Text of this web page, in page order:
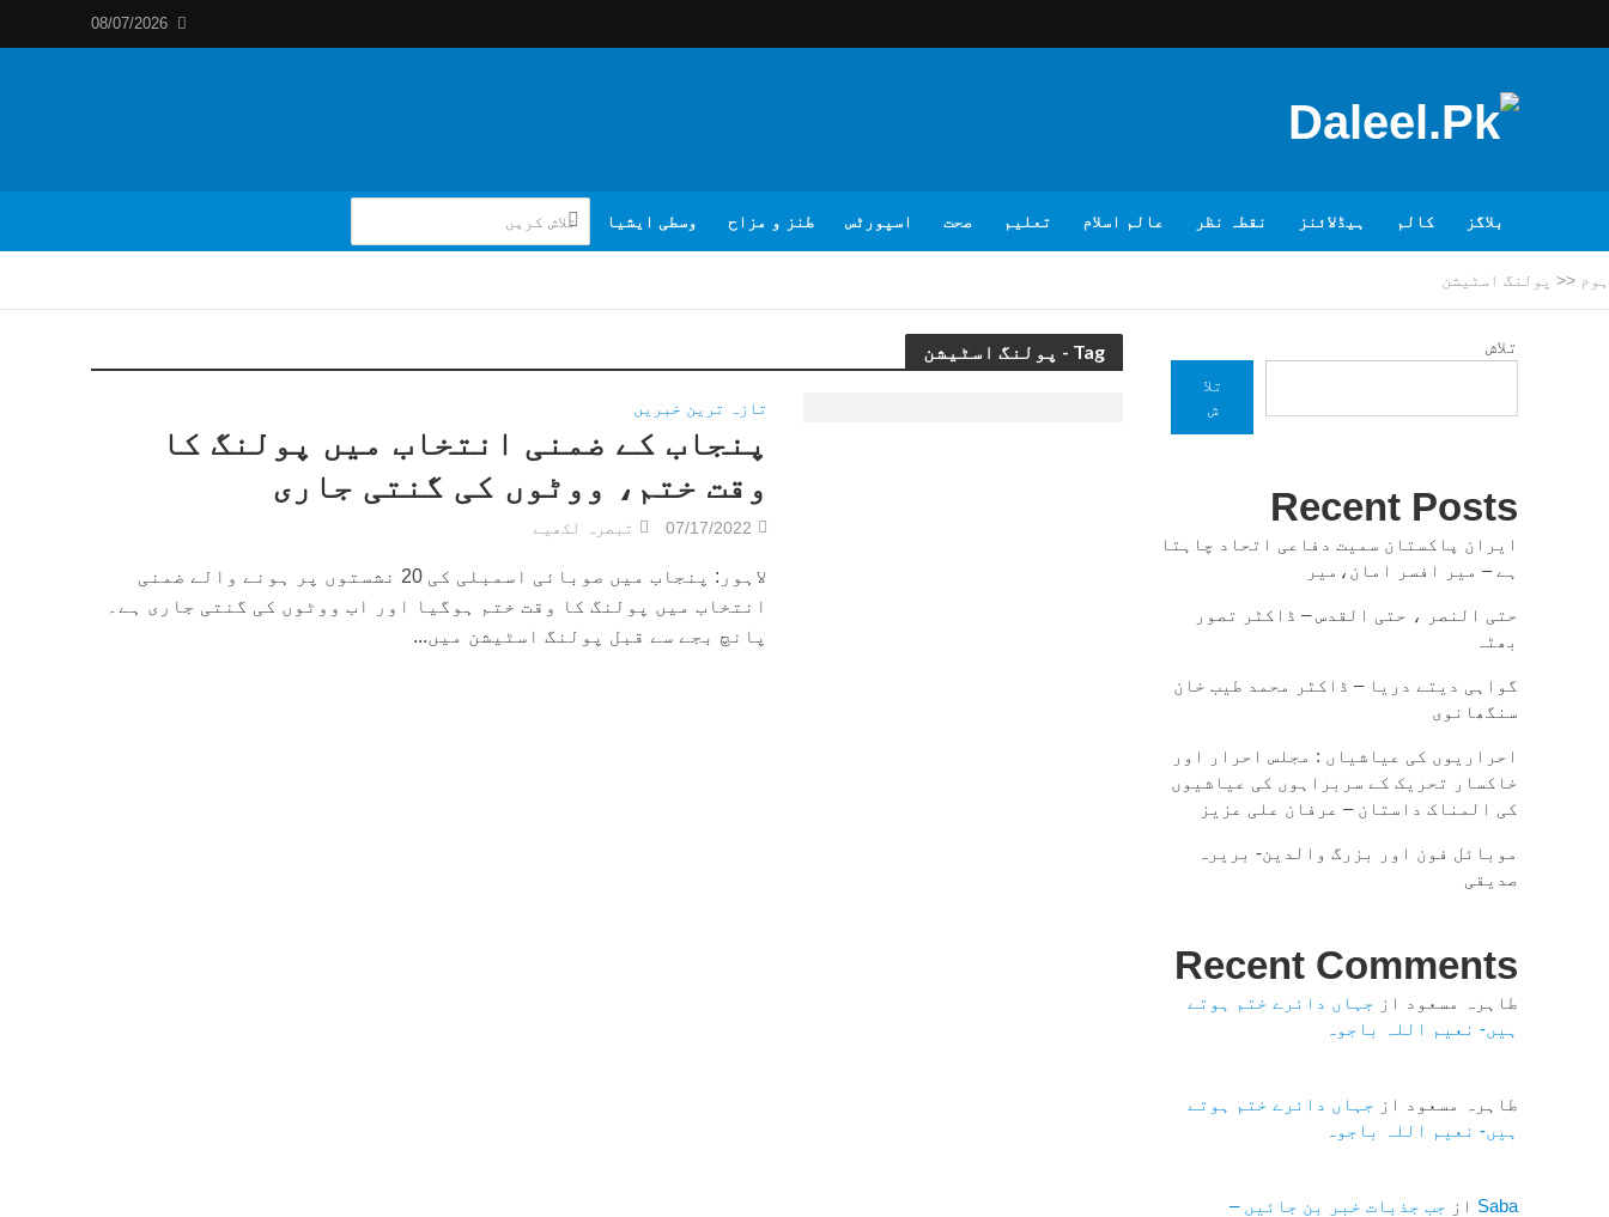
08/07/2026
بلاگز کالم ہیڈلائنز نقطہ نظر عالم اسلام تعلیم صحت اسپورٹس طنز و مزاح وسطی ایشیا
ہوم << پولنگ اسٹیشن
Tag - پولنگ اسٹیشن
تازہ ترین خبریں
پنجاب کے ضمنی انتخاب میں پولنگ کا
وقت ختم، ووٹوں کی گنتی جاری
07/17/2022 تبصرہ لکھیے
لاہور: پنجاب میں صوبائی اسمبلی کی 20 نشستوں پر ہونے والے ضمنی
انتخاب میں پولنگ کا وقت ختم ہوگیا اور اب ووٹوں کی گنتی جاری ہے۔
پانچ بجے سے قبل پولنگ اسٹیشن میں...
تلاش
تلا
ش
Recent Posts
ایران پاکستان سمیت دفاعی اتحاد چاہتا
ہے – میر افسر امان،میر
حتی النصر ، حتی القدس – ڈاکٹر تصور
بھٹہ
گواہی دیتے دریا – ڈاکٹر محمد طیب خان
سنگھانوی
احراریوں کی عیاشیاں : مجلس احرار اور
خاکسار تحریک کے سربراہوں کی عیاشیوں
کی المناک داستان – عرفان علی عزیز
موبائل فون اور بزرگ والدین- بریرہ
صدیقی
Recent Comments
طاہرہ مسعود از جہاں دائرے ختم ہوتے
ہیں- نعیم اللہ باجوہ
طاہرہ مسعود از جہاں دائرے ختم ہوتے
ہیں- نعیم اللہ باجوہ
Saba از جب جذبات خبر بن جائیں –